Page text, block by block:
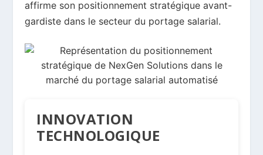
affirme son positionnement stratégique avant-
gardiste dans le secteur du portage salarial.
INNOVATION
TECHNOLOGIQUE